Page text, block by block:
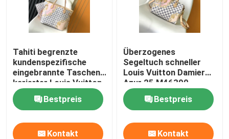
Tahiti begrenzte
kundenspezifische
eingebrannte Taschen
karierter Louis Vuitton
Neverfull Millimeter
Bestpreis
Kontakt
Überzogenes
Segeltuch schneller
Louis Vuitton Damier
Azur 25 M46390
Bestpreis
Kontakt